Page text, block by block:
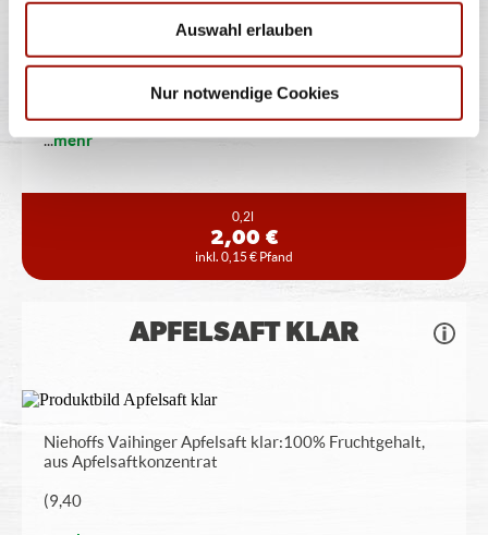
Auswahl erlauben
Nur notwendige Cookies
Niehoffs Vaihinger Multivitamin-10- Fruchtsaft: 100%
...mehr
0,2l
2,00 €
inkl. 0,15 € Pfand
APFELSAFT KLAR
Niehoffs Vaihinger Apfelsaft klar: 100% Fruchtgehalt,
aus Apfelsaftkonzentrat
(9,40